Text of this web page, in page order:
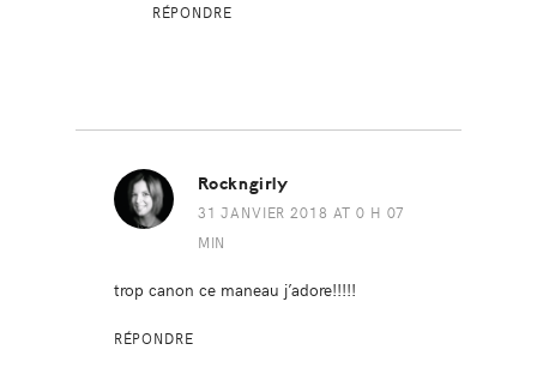
RÉPONDRE
Rockngirly
31 JANVIER 2018 AT 0 H 07
MIN
trop canon ce maneau j’adore!!!!!
RÉPONDRE